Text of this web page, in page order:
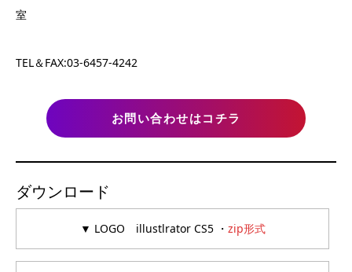
室
TEL＆FAX:03-6457-4242
お問い合わせはコチラ
ダウンロード
▼ LOGO illustlrator CS5 ・ zip形式